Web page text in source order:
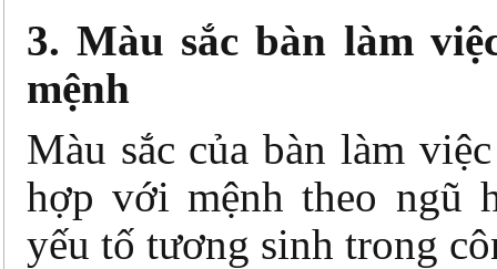
3. Màu sắc bàn làm
mệnh
Màu sắc của bàn làm
hợp với mệnh theo ngũ
yếu tố tương sinh trong